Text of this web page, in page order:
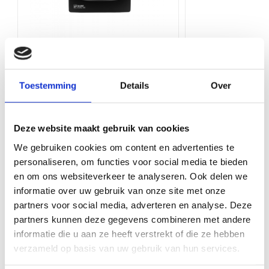
Toestemming Details Over
Deze website maakt gebruik van cookies
We gebruiken cookies om content en advertenties te
personaliseren, om functies voor social media te bieden
en om ons websiteverkeer te analyseren. Ook delen we
informatie over uw gebruik van onze site met onze
partners voor social media, adverteren en analyse. Deze
partners kunnen deze gegevens combineren met andere
informatie die u aan ze heeft verstrekt of die ze hebben
verzameld op basis van uw gebruik van hun services.
onze balie in Ede. Wij bieden een breed assortiment aan
Bediening via app
Toepassing
Product Type Platdak ontluchtingen
badkamerventilator - Ø 100mm - met
vochtsensor en bewegingssensor -
Artikelnr.: SILENTDUAL100MB
Maak uw klus compleet met deze items